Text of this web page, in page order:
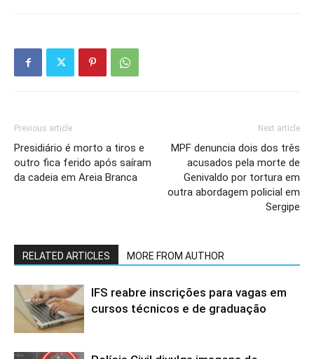
Previous article
Presidiário é morto a tiros e
outro fica ferido após saíram
da cadeia em Areia Branca
Next article
MPF denuncia dois dos três
acusados pela morte de
Genivaldo por tortura em
outra abordagem policial em
Sergipe
RELATED ARTICLES MORE FROM AUTHOR
IFS reabre inscrições para vagas em
cursos técnicos e de graduação